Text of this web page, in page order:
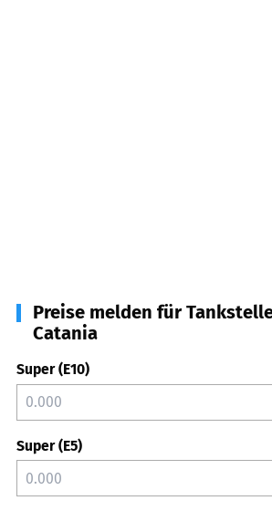
Preise melden für
Catania
Super (E10)
Super (E5)